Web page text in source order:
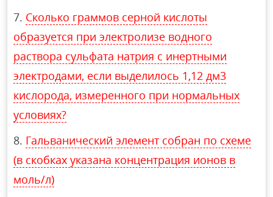
Сколько граммов серной кислоты
образуется при электролизе водного
раствора сульфата натрия с инертными
электродами, если выделилось 1,12 дм3
кислорода, измеренного при нормальных
условиях?
Гальванический элемент собран по схеме
(в скобках указана концентрация ионов в
моль/л)